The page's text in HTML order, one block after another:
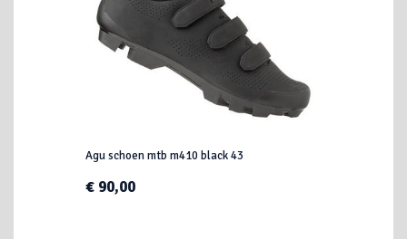
Agu schoen mtb m410 black 43
€ 90,00